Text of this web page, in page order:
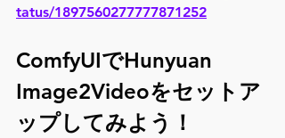
tatus/1897560277777871252
ComfyUIでHunyuan
Image2Videoをセットア
ップしてみよう！